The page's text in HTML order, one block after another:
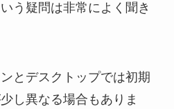
う疑問は非常によく聞き
とデスクトップでは初期
し異なる場合もありま